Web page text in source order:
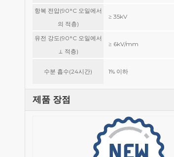
항복 전압(90°C 오일에서
의 적층)
≥ 35kV
유전 강도(90°C 오일에서
⊥ 적층)
≥ 6kV/mm
수분 흡수(24시간) 1% 이하
제품 장점